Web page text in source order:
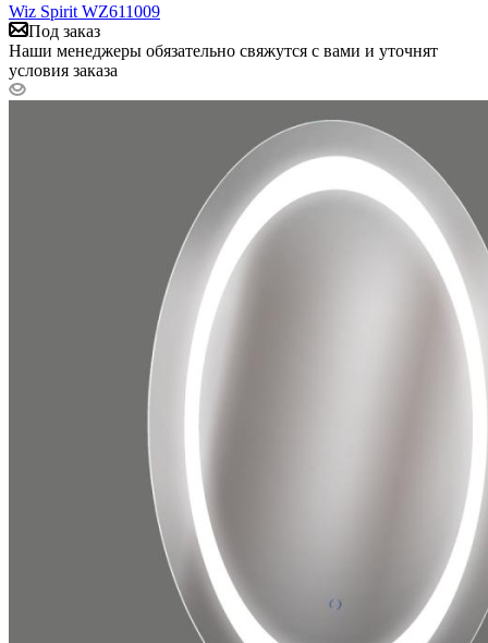
Wiz Spirit WZ611009
Под заказ
Наши менеджеры обязательно свяжутся с вами и уточнят
условия заказа